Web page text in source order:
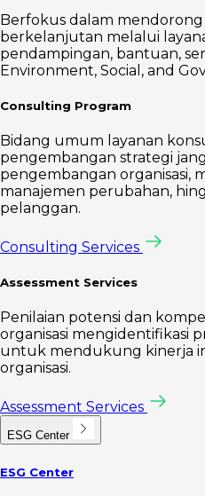
Berfokus dalam mendorong
berkelanjutan melalui
pendampingan, bantuan,
Environment, Social, and
Consulting Program
Bidang umum layanan
pengembangan strategi
pengembangan organisasi,
manajemen perubahan,
pelanggan.
Consulting Services
Assessment Services
Penilaian potensi dan
organisasi mengidentifikasi
untuk mendukung kinerja
organisasi.
Assessment Services
ESG Center
ESG Center